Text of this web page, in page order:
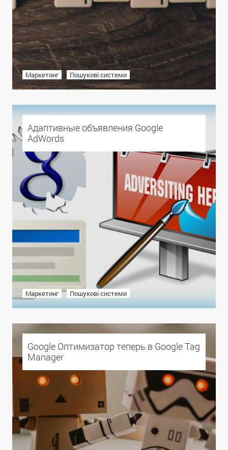
Маркетинг Пошукові системи
Адаптивные объявления Google
AdWords
Маркетинг Пошукові системи
Google Оптимизатор теперь в Google Tag
Manager